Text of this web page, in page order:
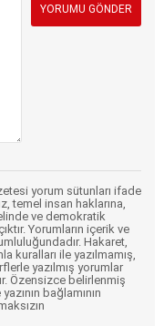
yorum sütunları ifade
temel insan haklarına,
ve demokratik
Yorumların içerik ve
Hakaret,
kuralları ile yazılmamış,
yazılmış yorumlar
Özensizce belirlenmiş
bağlamının